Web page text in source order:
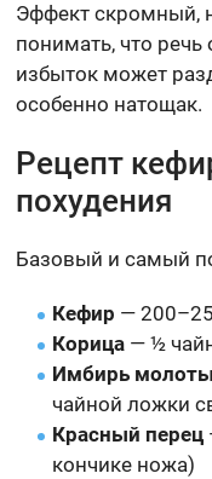
Эффект скромный,
понимать, что
избыток может
особенно натощак.
Рецепт
похудения
Базовый и самый
Кефир —
Корица — ½
Имбирь
чайной ложки
Красный перец
кончике ножа)